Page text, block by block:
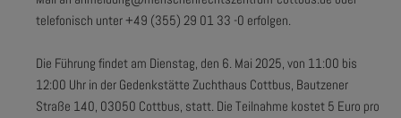
telefonisch unter +49 (355) 29 01 33 -0 erfolgen.
Die Führung findet am Dienstag, den 6. Mai 2025, von 11:00 bis
12:00 Uhr in der Gedenkstätte Zuchthaus Cottbus, Bautzener
Straße 140, 03050 Cottbus, statt. Die Teilnahme kostet 5 Euro pro